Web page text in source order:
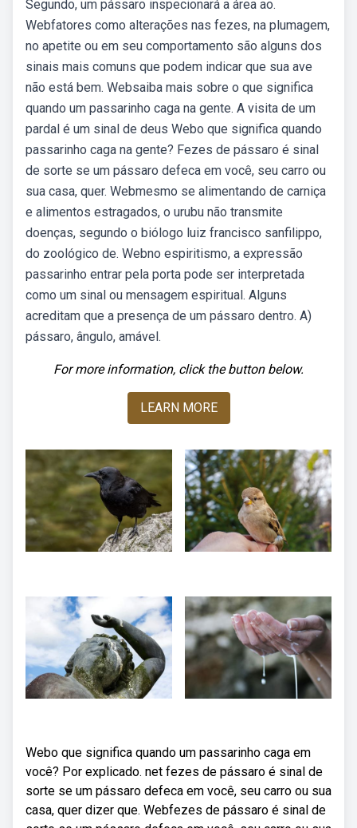
Segundo, um pássaro inspecionará a área ao.
Webfatores como alterações nas fezes, na plumagem,
no apetite ou em seu comportamento são alguns dos
sinais mais comuns que podem indicar que sua ave
não está bem. Websaiba mais sobre o que significa
quando um passarinho caga na gente. A visita de um
pardal é um sinal de deus Webo que significa quando
passarinho caga na gente? Fezes de pássaro é sinal
de sorte se um pássaro defeca em você, seu carro ou
sua casa, quer. Webmesmo se alimentando de carniça
e alimentos estragados, o urubu não transmite
doenças, segundo o biólogo luiz francisco sanfilippo,
do zoológico de. Webno espiritismo, a expressão
passarinho entrar pela porta pode ser interpretada
como um sinal ou mensagem espiritual. Alguns
acreditam que a presença de um pássaro dentro. A)
pássaro, ângulo, amável.
For more information, click the button below.
LEARN MORE
Webo que significa quando um passarinho caga em
você? Por explicado. net fezes de pássaro é sinal de
sorte se um pássaro defeca em você, seu carro ou sua
casa, quer dizer que. Webfezes de pássaro é sinal de